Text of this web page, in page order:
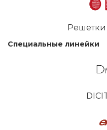
Специальные линейки